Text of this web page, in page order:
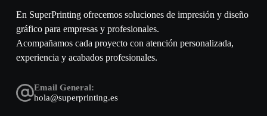
En SuperPrinting ofrecemos soluciones de impresión y diseño
gráfico para empresas y profesionales.
Acompañamos cada proyecto con atención personalizada,
experiencia y acabados profesionales.
Email General:
hola@superprinting.es